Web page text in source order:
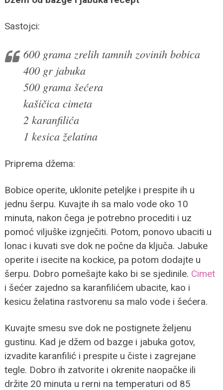
Sastojci:
600 grama zrelih tamnih zovinih bobica
400 gr jabuka
500 grama šećera
kašičica cimeta
2 karanfilića
1 kesica želatina
Priprema džema:
Bobice operite, uklonite peteljke i prespite ih u
jednu šerpu. Kuvajte ih sa malo vode oko 10
minuta, nakon čega je potrebno procediti i uz
pomoć viljuške izgnječiti. Potom, ponovo ubaciti u
lonac i kuvati sve dok ne počne da ključa. Jabuke
operite i isecite na kockice, pa potom dodajte u
šerpu. Dobro pomešajte kako bi se sjedinile. Cimet
i šećer zajedno sa karanfilićem ubacite, kao i
kesicu želatina rastvorenu sa malo vode i šećera.
Kuvajte smesu sve dok ne postignete željenu
gustinu. Kad je džem od bazge i jabuka gotov,
izvadite karanfilić i prespite u čiste i zagrejane
tegle. Dobro ih zatvorite i okrenite naopačke ili
držite 20 minuta u rerni na temperaturi od 85